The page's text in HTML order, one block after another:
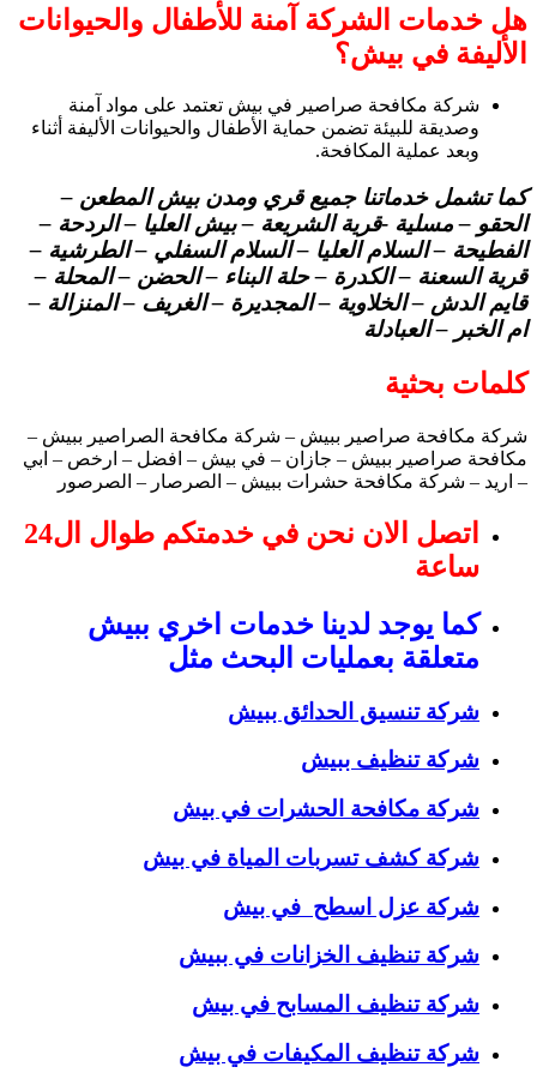
هل خدمات الشركة آمنة للأطفال والحيوانات
الأليفة في بيش؟
شركة مكافحة صراصير في بيش تعتمد على مواد آمنة
وصديقة للبيئة تضمن حماية الأطفال والحيوانات الأليفة أثناء
وبعد عملية المكافحة.
كما تشمل خدماتنا جميع قري ومدن بيش المطعن –
الحقو – مسلية -قرية الشريعة – بيش العليا – الردحة –
الفطيحة – السلام العليا – السلام السفلي – الطرشية –
قرية السعنة – الكدرة – حلة البناء – الحضن – المحلة –
قايم الدش – الخلاوية – المجديرة – الغريف – المنزالة –
ام الخبر – العبادلة
كلمات بحثية
شركة مكافحة صراصير ببيش – شركة مكافحة الصراصير ببيش –
مكافحة صراصير ببيش – جازان – في بيش – افضل – ارخص – ابي
– اريد – شركة مكافحة حشرات ببيش – الصرصار – الصرصور
اتصل الان نحن في خدمتكم طوال ال24
ساعة
كما يوجد لدينا خدمات اخري ببيش
متعلقة بعمليات البحث مثل
شركة تنسيق الحدائق ببيش
شركة تنظيف ببيش
شركة مكافحة الحشرات في بيش
شركة كشف تسربات المياة في بيش
شركة عزل اسطح في بيش
شركة تنظيف الخزانات في ببيش
شركة تنظيف المسابح في بيش
شركة تنظيف المكيفات في بيش